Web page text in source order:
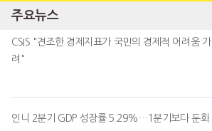
주요뉴스
CSIS "견조한 경제지표가 국민의 경제적 어려움 가
려"
인니 2분기 GDP 성장률 5.29%…1분기보다 둔화